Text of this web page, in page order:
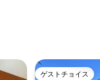
ゲストチョイス